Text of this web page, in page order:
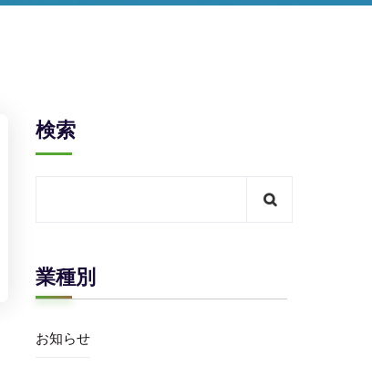
検索
業種別
お知らせ